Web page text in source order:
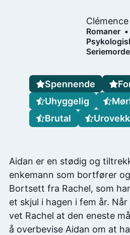
Romaner
Aidan er en stødig og
enkemann som bortfører
Bortsett fra Rachel, som
et skjul i hagen i fem år.
vet Rachel at den eneste
å overbevise Aidan om at
Spennende
Uhyggelig
Brutal